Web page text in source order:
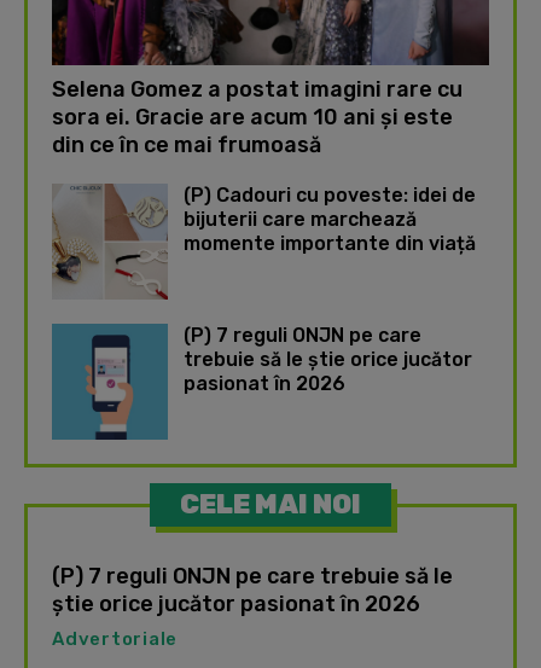
Selena Gomez a postat imagini rare cu
sora ei. Gracie are acum 10 ani și este
din ce în ce mai frumoasă
(P) Cadouri cu poveste: idei de
bijuterii care marchează
momente importante din viață
(P) 7 reguli ONJN pe care
trebuie să le știe orice jucător
pasionat în 2026
CELE MAI NOI
(P) 7 reguli ONJN pe care trebuie să le
știe orice jucător pasionat în 2026
Advertoriale